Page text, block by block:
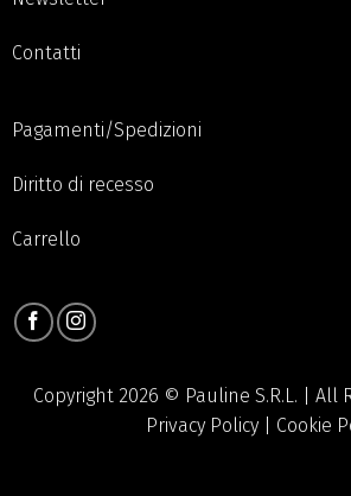
Contatti
Pagamenti/Spedizioni
Diritto di recesso
Carrello
Copyright 2026 © Pauline S.R.L. | All
Privacy Policy
Cookie